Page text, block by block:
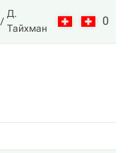
Д.
Тайхман
0